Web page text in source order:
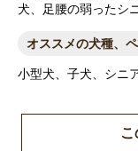
犬、足腰の弱ったシ
オススメの犬種、
小型犬、子犬、シニ